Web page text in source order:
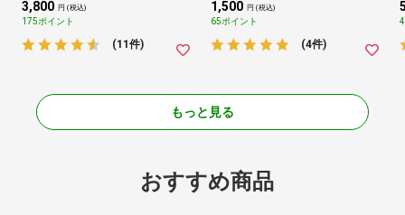
3,800 円 (税込)
175ポイント
(11件)
1,500 円 (税込)
65ポイント
(4件)
もっと見る
おすすめ商品